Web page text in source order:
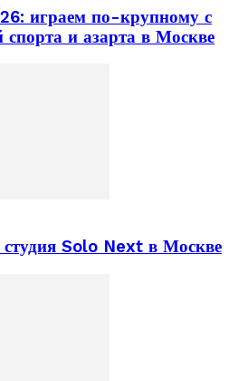
играем по-крупному с
и азарта в Москве
Solo Next в Москве